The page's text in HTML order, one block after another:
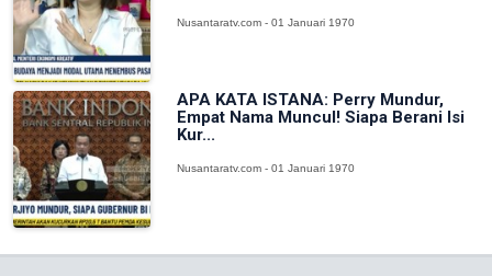
Nusantaratv.com - 01 Januari 1970
APA KATA ISTANA: Perry Mundur,
Empat Nama Muncul! Siapa Berani Isi
Kur...
Nusantaratv.com - 01 Januari 1970